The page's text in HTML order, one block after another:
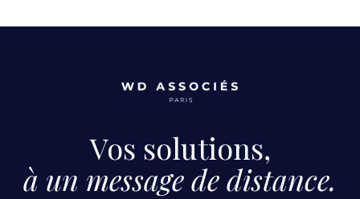
Vos solutions,
à un message de distance.